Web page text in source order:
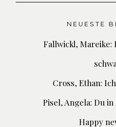
NEUESTE
Fallwickl,
Cross, Ethan:
Pisel, Angela: Du
Happy